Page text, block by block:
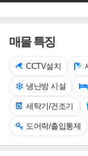
매물 특징
CCTV설치
냉난방 시설
세탁기/건조기
도어락/출입통제